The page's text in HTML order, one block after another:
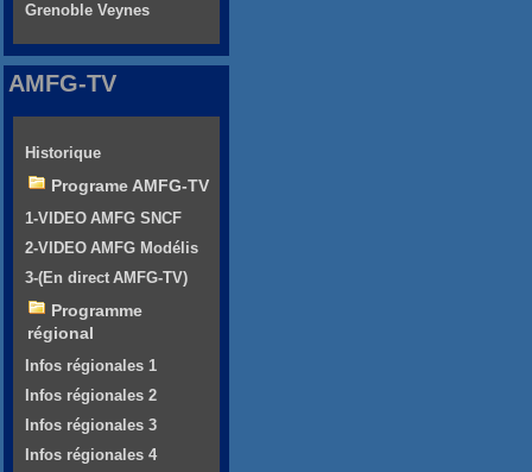
Grenoble Veynes
AMFG-TV
Historique
Programe AMFG-TV
1-VIDEO AMFG SNCF
2-VIDEO AMFG Modélis
3-(En direct AMFG-TV)
Programme
régional
Infos régionales 1
Infos régionales 2
Infos régionales 3
Infos régionales 4